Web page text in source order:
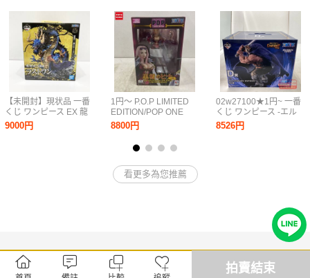
拍賣結束
【未開封】現状品 一番
くじ ワンピース EX 龍
と袂を連ねし猛者達 ラ
ストワン賞 カイドウ 魂
9000円
白ひげ リンリン カタク
1円～ P.O.P LIMITED
EDITION/POP ONE
PIECE 黒檻のヒナ 再販
8800円
ブル8点
02w27100★1円~ 一番
くじ ワンピース -エル
バフ編- GIANT BASH!!
Vol.1 D賞 ドリー ※未
8526円
看更多為您推薦